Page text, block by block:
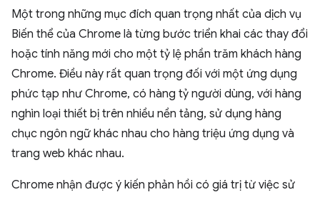
Một trong những mục đích quan trọng nhất của dịch vụ
Biến thể của Chrome là từng bước triển khai các thay đổi
hoặc tính năng mới cho một tỷ lệ phần trăm khách hàng
Chrome. Điều này rất quan trọng đối với một ứng dụng
phức tạp như Chrome, có hàng tỷ người dùng, với hàng
nghìn loại thiết bị trên nhiều nền tảng, sử dụng hàng
chục ngôn ngữ khác nhau cho hàng triệu ứng dụng và
trang web khác nhau.
Chrome nhận được ý kiến phản hồi có giá trị từ việc sử